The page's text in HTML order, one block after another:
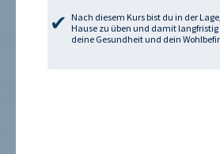
Nach diesem Kurs bist du in der
Hause zu üben und damit langfristig
deine Gesundheit und dein